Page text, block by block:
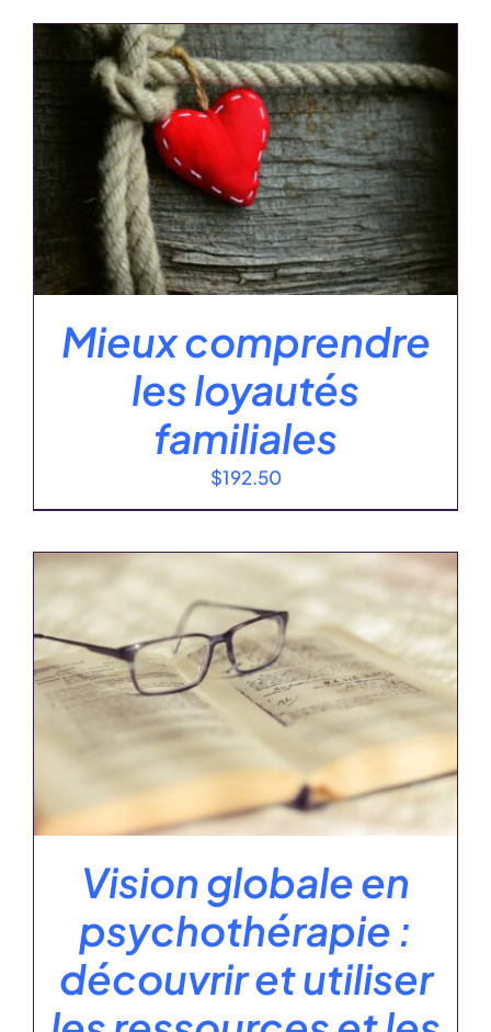
Mieux comprendre
les loyautés
familiales
$192.50
Vision globale en
psychothérapie :
découvrir et utiliser